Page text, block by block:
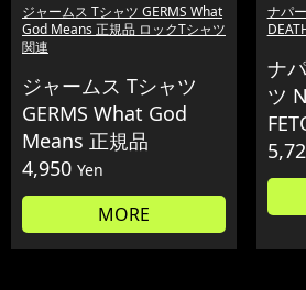
ジャームス Tシャツ GERMS What
God Means 正規品 ロックTシャツ
関連
ジャームス Tシャツ
GERMS What God
Means 正規品
4,950 Yen
MORE
ナパ
ナ
ツ